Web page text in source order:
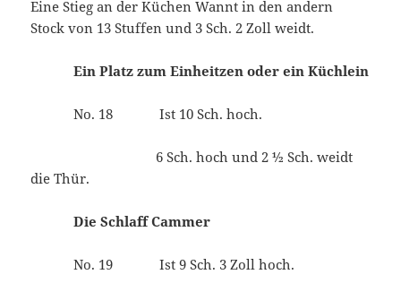
Eine Stieg an der Küchen Wannt in den andern
Stock von 13 Stuffen und 3 Sch. 2 Zoll weidt.
Ein Platz zum Einheitzen oder ein Küchlein
No. 18 Ist 10 Sch. hoch.
6 Sch. hoch und 2 ½ Sch. weidt
die Thür.
Die Schlaff Cammer
No. 19 Ist 9 Sch. 3 Zoll hoch.